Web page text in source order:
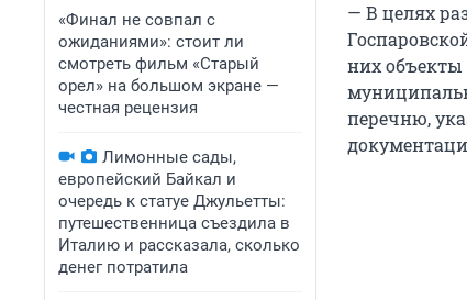
«Финал не совпал с
ожиданиями»: стоит ли
смотреть фильм «Старый
орел» на большом экране —
честная рецензия
Лимонные сады,
европейский Байкал и
очередь к статуе Джульетты:
путешественница съездила в
Италию и рассказала, сколько
денег потратила
— В целях
них
перечню,